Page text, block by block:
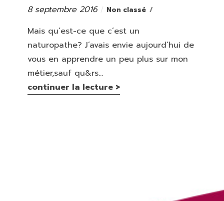
Publié
8 septembre 2016 Catégories
Non classé
Mais qu’est-ce que c’est un
naturopathe? J’avais envie aujourd’hui de
vous en apprendre un peu plus sur mon
métier,sauf qu&rs...
continuer la lecture >